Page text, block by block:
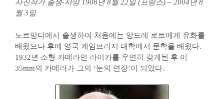
사진작가 출생-사망 1908년 8월 22일 (프랑스) – 2004년 8
월 3일
노르망디에서 출생하여 처음에는 앙드레 로트에게 유화를
배웠으나 후에 영국 케임브리지 대학에서 문학을 배웠다.
1932년 소형 카메라인 라이카를 우연히 갖게된 후 이
35mm의 카메라가 그의 ‘눈의 연장’이 되었다.